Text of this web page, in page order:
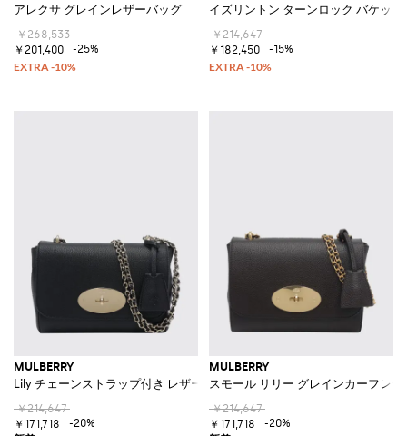
アレクサ グレインレザーバッグ
￥268,533
￥201,400
-25%
イズリントン ターンロック バケット
￥214,647
￥182,450
-15%
MULBERRY
Lily チェーンストラップ付き レザー スモールクロスボディバッグ
￥214,647
￥171,718
-20%
MULBERRY
スモール リリー グレインカーフレ
￥214,647
￥171,718
-20%